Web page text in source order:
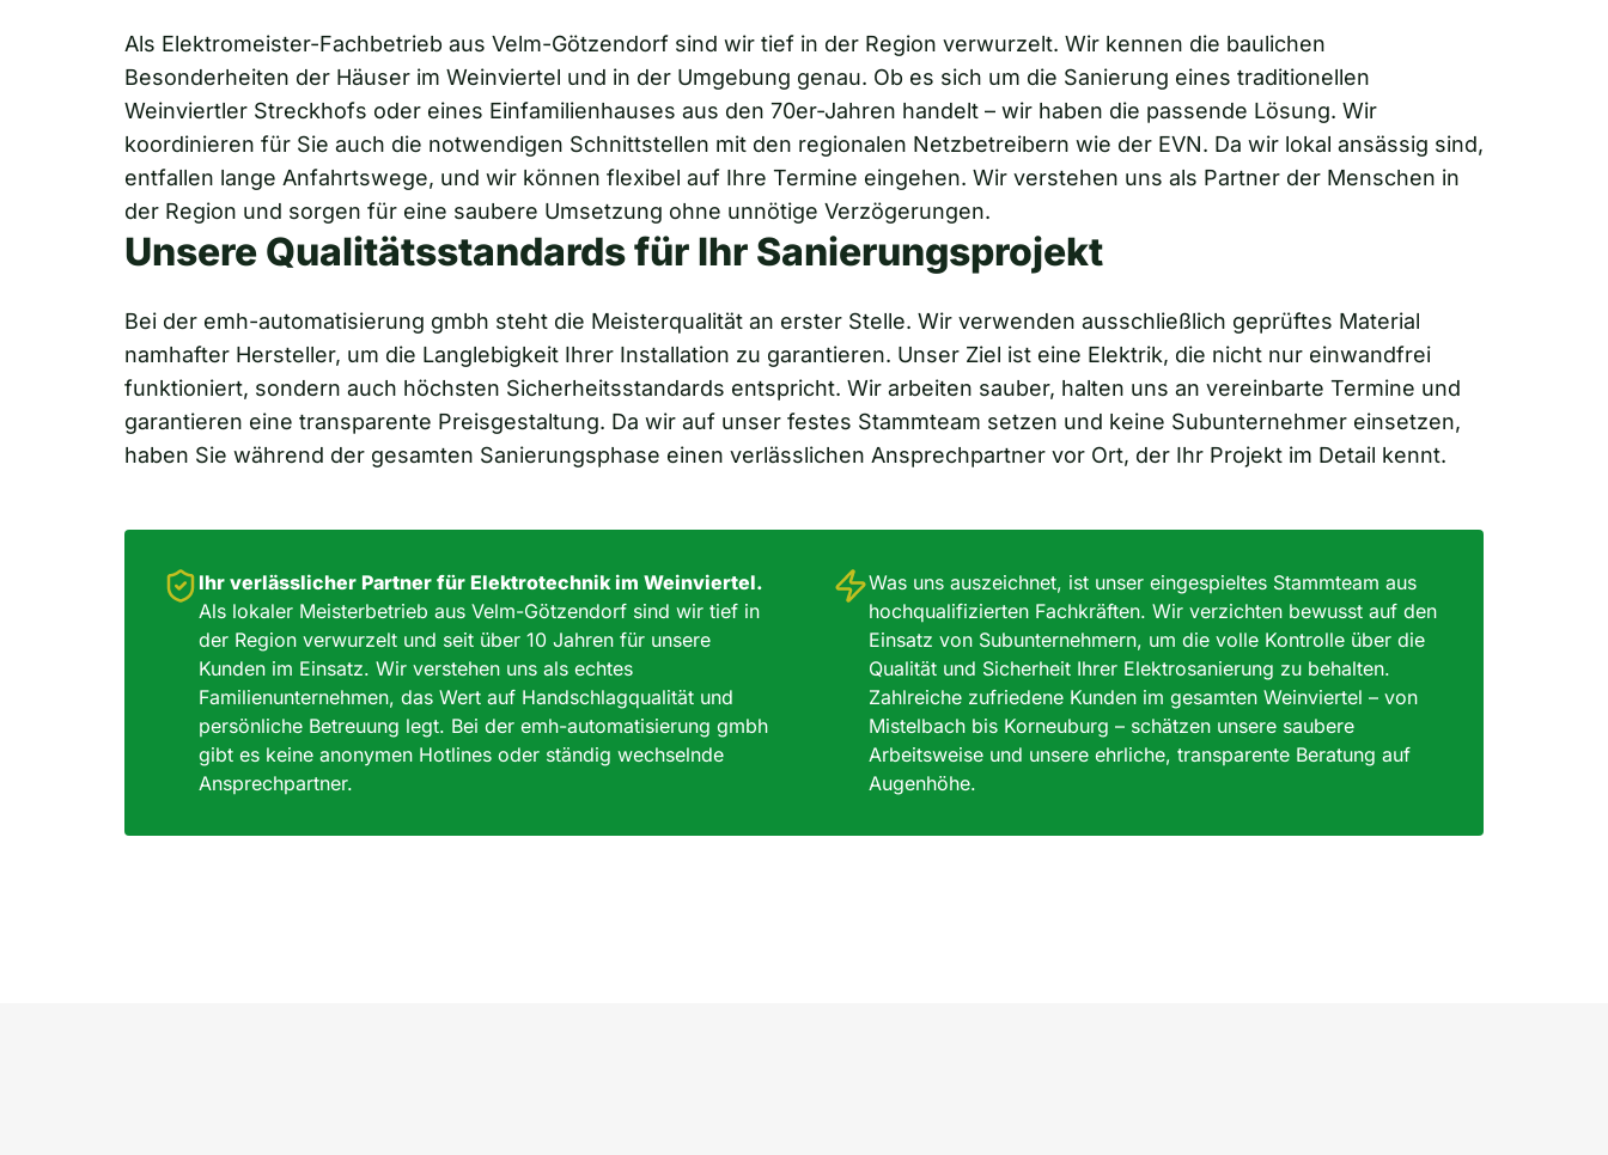
Als Elektromeister-Fachbetrieb aus Velm-Götzendorf sind wir tief in der Region verwurzelt. Wir kennen die baulichen
Besonderheiten der Häuser im Weinviertel und in der Umgebung genau. Ob es sich um die Sanierung eines traditionellen
Weinviertler Streckhofs oder eines Einfamilienhauses aus den 70er-Jahren handelt – wir haben die passende Lösung. Wir
koordinieren für Sie auch die notwendigen Schnittstellen mit den regionalen Netzbetreibern wie der EVN. Da wir lokal ansässig sind,
entfallen lange Anfahrtswege, und wir können flexibel auf Ihre Termine eingehen. Wir verstehen uns als Partner der Menschen in
der Region und sorgen für eine saubere Umsetzung ohne unnötige Verzögerungen.
Unsere Qualitätsstandards für Ihr Sanierungsprojekt
Bei der emh-automatisierung gmbh steht die Meisterqualität an erster Stelle. Wir verwenden ausschließlich geprüftes Material
namhafter Hersteller, um die Langlebigkeit Ihrer Installation zu garantieren. Unser Ziel ist eine Elektrik, die nicht nur einwandfrei
funktioniert, sondern auch höchsten Sicherheitsstandards entspricht. Wir arbeiten sauber, halten uns an vereinbarte Termine und
garantieren eine transparente Preisgestaltung. Da wir auf unser festes Stammteam setzen und keine Subunternehmer einsetzen,
haben Sie während der gesamten Sanierungsphase einen verlässlichen Ansprechpartner vor Ort, der Ihr Projekt im Detail kennt.
Ihr verlässlicher Partner für Elektrotechnik im Weinviertel.
Als lokaler Meisterbetrieb aus Velm-Götzendorf sind wir tief in
der Region verwurzelt und seit über 10 Jahren für unsere
Kunden im Einsatz. Wir verstehen uns als echtes
Familienunternehmen, das Wert auf Handschlagqualität und
persönliche Betreuung legt. Bei der emh-automatisierung gmbh
gibt es keine anonymen Hotlines oder ständig wechselnde
Ansprechpartner.
Was uns auszeichnet, ist unser eingespieltes Stammteam aus
hochqualifizierten Fachkräften. Wir verzichten bewusst auf den
Einsatz von Subunternehmern, um die volle Kontrolle über die
Qualität und Sicherheit Ihrer Elektrosanierung zu behalten.
Zahlreiche zufriedene Kunden im gesamten Weinviertel – von
Mistelbach bis Korneuburg – schätzen unsere saubere
Arbeitsweise und unsere ehrliche, transparente Beratung auf
Augenhöhe.